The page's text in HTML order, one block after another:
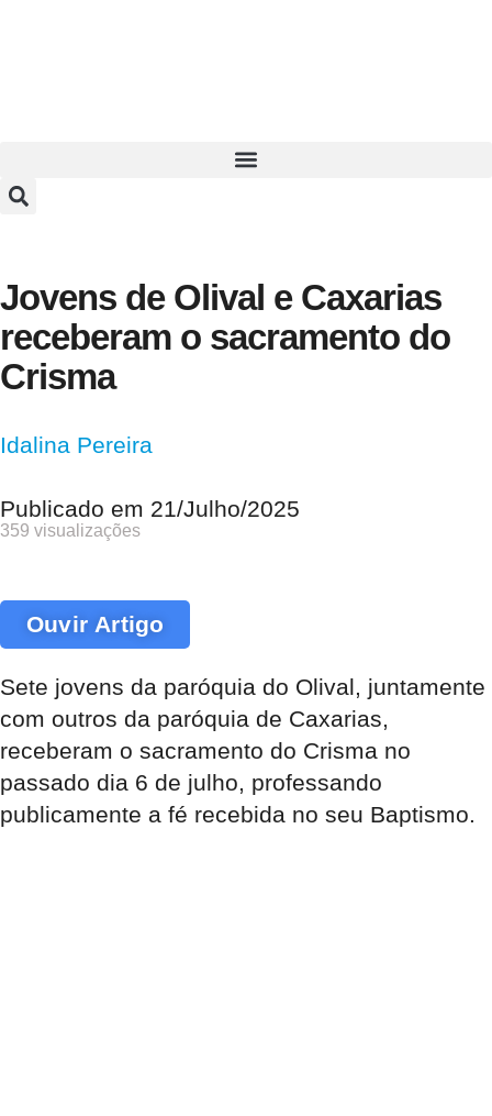
Jovens de Olival e Caxarias
receberam o sacramento do
Crisma
Idalina Pereira
Publicado em 21/Julho/2025
359 visualizações
Ouvir Artigo
Sete jovens da paróquia do Olival, juntamente
com outros da paróquia de Caxarias,
receberam o sacramento do Crisma no
passado dia 6 de julho, professando
publicamente a fé recebida no seu Baptismo.